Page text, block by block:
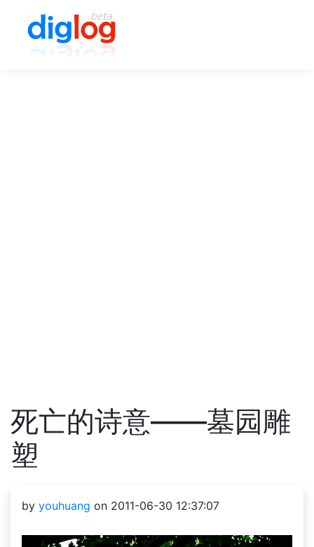
死亡的诗意——墓园雕
塑
by youhuang on 2011-06-30 12:37:07